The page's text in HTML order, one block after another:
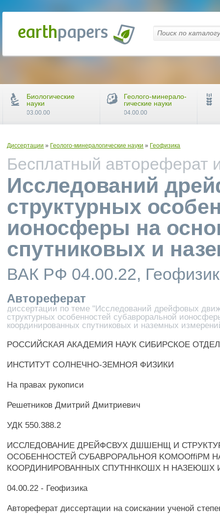
Диссертации » Геолого-минералогические науки » Геофизика
Бесплатный автореферат
Исследований
структурных
ионосферы на
спутниковых и
ВАК РФ 04.00.22,
Автореферат
диссертации по теме "Исследований дрейфовых
структурных особенностей субавроральной
координированных спутниковых и наземных
РОССИЙСКАЯ АКАДЕМИЯ НАУК СИБИРСКОЕ
ИНСТИТУТ СОЛНЕЧНО-ЗЕМНОЯ ФИЗИКИ
На правах рукописи
Решетников Дмитрий Дмитриевич
УДК 550.388.2
ИССЛЕДОВАНИЕ ДРЕЙФСВУХ ДШШЕНЩ И
ОСОБЕННОСТЕЙ СУБАВРОРАЛЬНОЯ KOMOOffiPM
КООРДИНИРОВАННЫХ СПУТННКОШХ Н НАЗЕЮШХ
04.00.22 - Геофизика
Автореферат диссертации на соискании ученой
Биологические
науки
03.00.00
Геолого-минерало-
гические науки
04.00.00